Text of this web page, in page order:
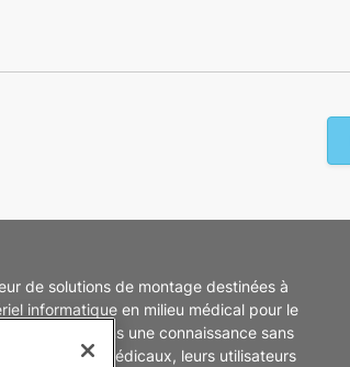
de solutions de montage destinées à
informatique en milieu médical pour le
Nous avons une connaissance sans
les appareils médicaux, leurs utilisateurs